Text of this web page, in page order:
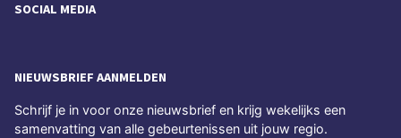
SOCIAL MEDIA
NIEUWSBRIEF AANMELDEN
Schrijf je in voor onze nieuwsbrief en krijg wekelijks een
samenvatting van alle gebeurtenissen uit jouw regio.